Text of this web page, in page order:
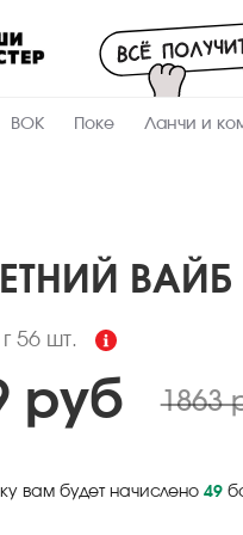
ВОК Поке Ланчи и
ВАЙБ
56 шт.
руб 1863
вам будет начислено 49